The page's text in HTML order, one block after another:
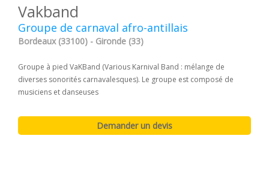
Vakband
Groupe de carnaval afro-antillais
Bordeaux (33100) - Gironde (33)
Groupe à pied VaKBand (Various Karnival Band : mélange de
diverses sonorités carnavalesques). Le groupe est composé de
musiciens et danseuses